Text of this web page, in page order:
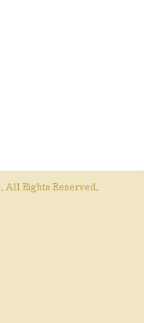
. All Rights Reserved.